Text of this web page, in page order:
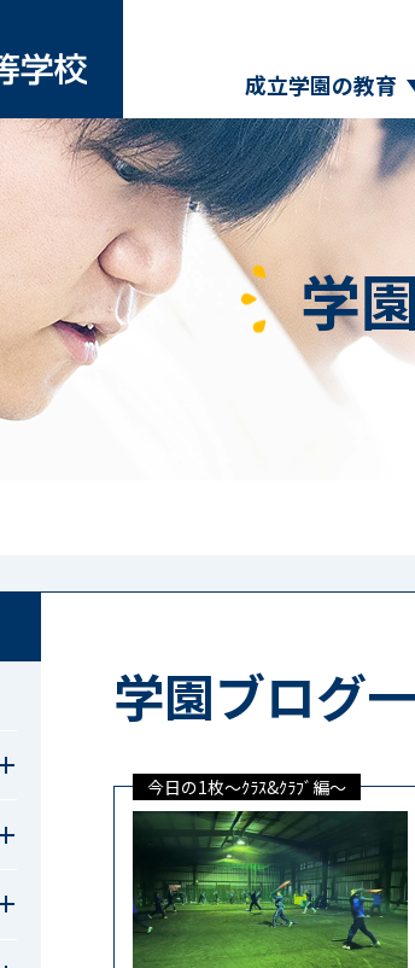
成立学園の教育
学
学園ブログ
今日の1枚～ｸﾗｽ&ｸﾗﾌﾞ編～